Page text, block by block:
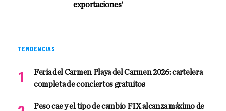
exportaciones’
TENDENCIAS
Feria del Carmen Playa del Carmen 2026: cartelera
completa de conciertos gratuitos
Peso cae y el tipo de cambio FIX alcanza máximo de